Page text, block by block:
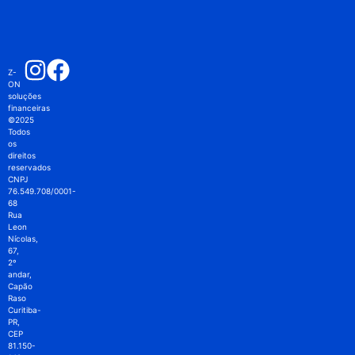
Z-
ON
soluções
financeiras
©2025
Todos
os
direitos
reservados
CNPJ
76.549.708/0001-
68
Rua
Leon
Nícolas,
67,
2º
andar,
Capão
Raso
Curitiba-
PR,
CEP
81.150-